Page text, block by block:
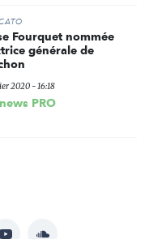
Fourquet nommée
générale de
2020 - 16:18
PRO
YouTubeSoundcloud